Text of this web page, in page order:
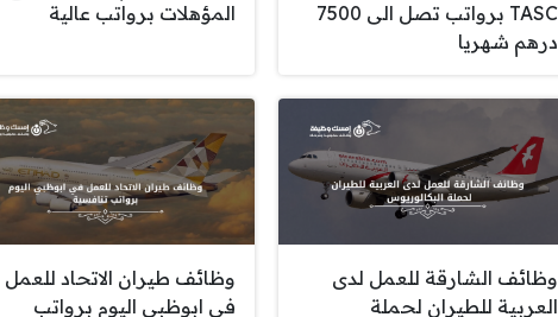
TASC برواتب تصل الى 7500
درهم شهريا
المؤهلات برواتب عالية
وظائف الشارقة للعمل لدى
العربية للطيران لحملة
وظائف طيران الاتحاد للعمل
في ابوظبي اليوم برواتب